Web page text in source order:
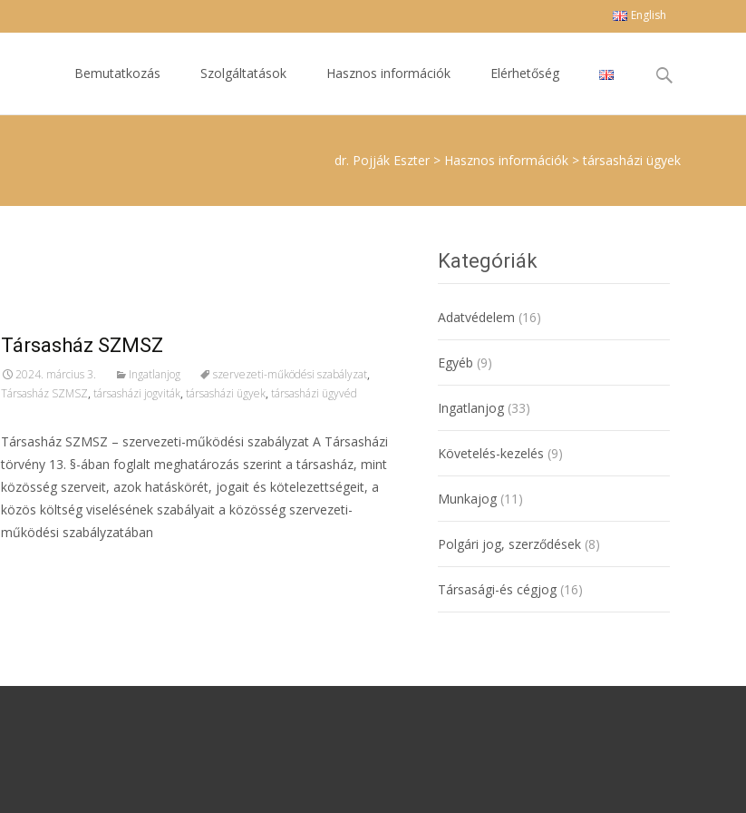
English
Bemutatkozás Szolgáltatások Hasznos információk Elérhetőség
Keresés
erre:
dr. Pojják Eszter > Hasznos információk > társasházi ügyek
Társasház SZMSZ
2024. március 3. Ingatlanjog szervezeti-működési szabályzat,
Társasház SZMSZ, társasházi jogviták, társasházi ügyek, társasházi ügyvéd
Társasház SZMSZ – szervezeti-működési szabályzat A Társasházi
törvény 13. §-ában foglalt meghatározás szerint a társasház, mint
közösség szerveit, azok hatáskörét, jogait és kötelezettségeit, a
közös költség viselésének szabályait a közösség szervezeti-
működési szabályzatában
Kategóriák
Adatvédelem (16)
Egyéb (9)
Ingatlanjog (33)
Követelés-kezelés (9)
Munkajog (11)
Polgári jog, szerződések (8)
Társasági-és cégjog (16)